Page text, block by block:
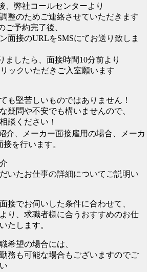
、弊社コールセンターより
整のためご連絡させていただきます
ご予約完了後、
面接のURLをSMSにてお送り致しま
ましたら、面接時間10分前より
ックいただきご入室願います
も堅苦しいものではありません！
疑問や不安でも構いませんので、
談ください！
介、メーカー面接雇用の場合、メーカ
を行います。
いたお仕事の詳細についてご説明い
接でお伺いした条件に合わせて、
り、求職者様に合うおすすめのお仕
たします。
希望の場合には、
務も可能な場合もございますのでご